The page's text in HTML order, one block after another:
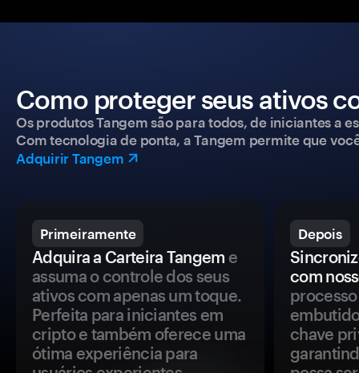
Como proteger seus ativos
Os produtos Tangem são para todos, de iniciantes a
Com tecnologia de ponta, a Tangem permite que
Adquirir Tangem
Primeiramente
Adquira a Carteira Tangem e
assuma o controle dos seus
ativos com apenas um toque.
Perfeita para iniciantes em
cripto e também oferece uma
ótima experiência para
Depois
com
chave